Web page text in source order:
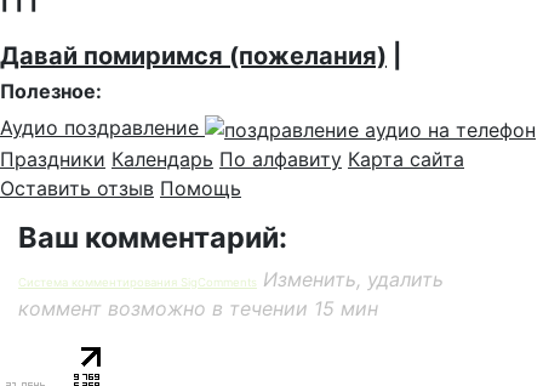
Давай помиримся (пожелания)
Полезное:
Аудио поздравление
Праздники Календарь По алфавиту Карта сайта
Оставить отзыв Помощь
Ваш комментарий:
Система комментирования SigComments
Изменить, удалить
коммент возможно в течении 15 мин